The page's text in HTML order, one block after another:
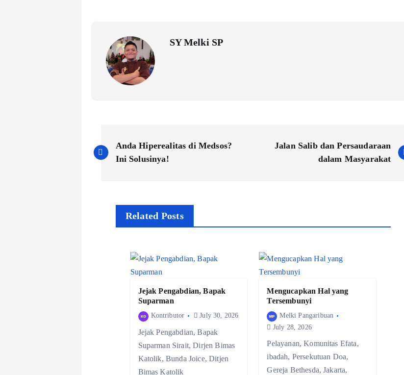
SY Melki SP
o
Anda Hiperealitas di Medsos?
Ini Solusinya!
Jalan Salib dan Persaudaraan
dalam Masyarakat
Related Posts
Jejak Pengabdian, Bapak
Suparman
Kontributor July 30, 2026
Jejak Pengabdian, Bapak
Suparman Sirait, Dirjen Bimas
Katolik, Bunda Joice, Ditjen
Bimas Katolik
Mengucapkan Hal yang
Tersembunyi
Melki Pangaribuan
July 28, 2026
Pelayanan, Komunitas Efata,
ibadah, Persekutuan Doa,
Gereja Bethesda, Jakarta,